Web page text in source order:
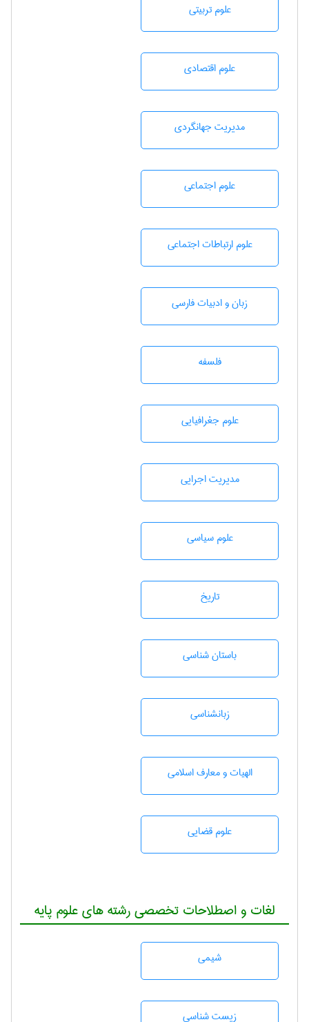
علوم تربيتی
علوم اقتصادی
مديريت جهانگردی
علوم اجتماعی
علوم ارتباطات اجتماعی
زبان و ادبيات فارسی
فلسفه
علوم جغرافيايی
مديريت اجرايی
علوم سياسی
تاريخ
باستان شناسی
زبانشناسی
الهیات و معارف اسلامی
علوم قضایی
لغات و اصطلاحات تخصصی رشته های علوم پایه
شيمی
زيست شناسی